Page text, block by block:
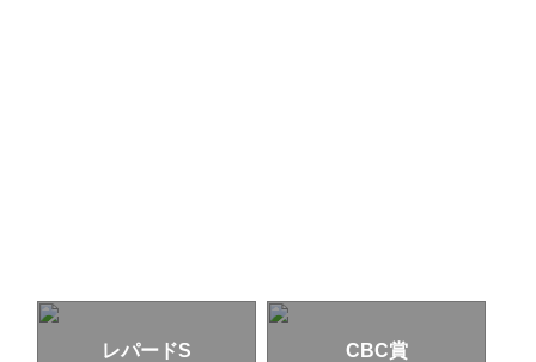
レパードS CBC賞